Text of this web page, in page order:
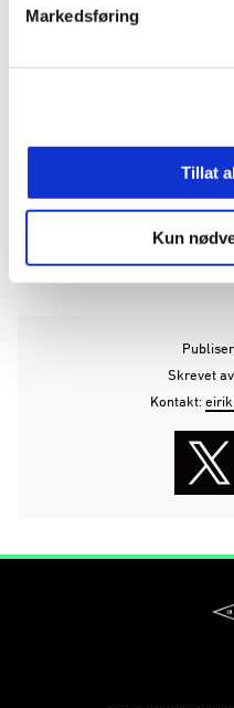
Markedsføring
Tillat
Kun
38. Mikkel Konradsen
55. Elias Sandrød
Rosenborg - IFK
20:30, norsk tid.
ANNONSE
Skrevet
Kontakt: